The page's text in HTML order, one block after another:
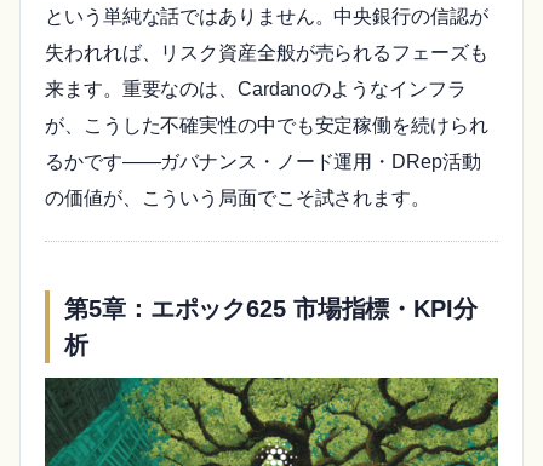
という単純な話ではありません。中央銀行の信認が
失われれば、リスク資産全般が売られるフェーズも
来ます。重要なのは、Cardanoのようなインフラ
が、こうした不確実性の中でも安定稼働を続けられ
るかです——ガバナンス・ノード運用・DRep活動
の価値が、こういう局面でこそ試されます。
第5章：エポック625 市場指標・KPI分
析